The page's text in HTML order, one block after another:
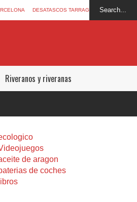
DESATASCOS TARRAGONA
Riveranos y riveranas
de aragon
de coches
libros